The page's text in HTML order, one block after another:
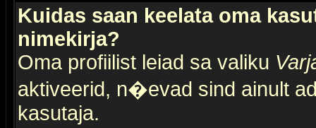
Kuidas saan keelata oma
nimekirja?
Oma profiilist leiad sa valiku
aktiveerid, n�evad sind ainult
kasutaja.